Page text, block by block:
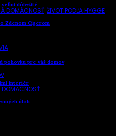
veľmi dôležité
DOMÁCNOSŤ ŽIVOT PODĽA HYGGE
Zdenom Cígerom
pohovku pre váš domov
interiér
DOMÁCNOSŤ
úloh